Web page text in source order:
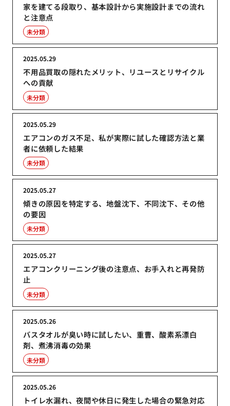
家を建てる段取り、基本設計から実施設計までの流れ
と注意点
未分類
不用品買取の隠れたメリット、リユースとリサイクル
への貢献
2025.05.29
未分類
エアコンのガス不足、私が実際に試した確認方法と業
者に依頼した結果
2025.05.29
未分類
傾きの原因を特定する、地盤沈下、不同沈下、その他
の要因
2025.05.27
未分類
エアコンクリーニング後の注意点、お手入れと再発防
止
2025.05.27
未分類
バスタオルが臭い時に試したい、重曹、酸素系漂白
剤、煮沸消毒の効果
2025.05.26
未分類
トイレ水漏れ、夜間や休日に発生した場合の緊急対応
2025.05.26